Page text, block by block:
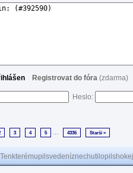
Registrovat do fóra (zdarma)
Heslo:
3 4 5 ... 4336 Starší »